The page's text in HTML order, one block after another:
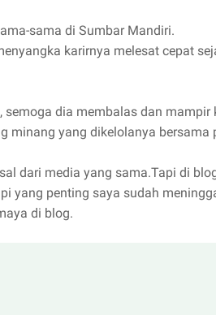
sama di Sumbar Mandiri.
karirnya melesat cepat
dia membalas dan mampir
minang yang dikelolanya bersama
dari media yang sama.Tapi di
yang penting saya sudah
di blog.